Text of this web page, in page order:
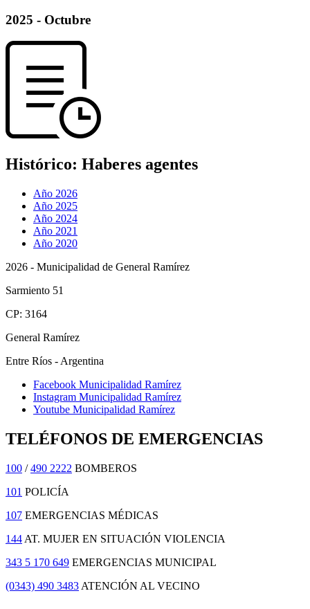
2025 - Octubre
Histórico: Haberes agentes
Año 2026
Año 2025
Año 2024
Año 2021
Año 2020
2026 - Municipalidad de General Ramírez
Sarmiento 51
CP: 3164
General Ramírez
Entre Ríos - Argentina
Facebook Municipalidad Ramírez
Instagram Municipalidad Ramírez
Youtube Municipalidad Ramírez
TELÉFONOS DE EMERGENCIAS
100 /490 2222 BOMBEROS
101 POLICÍA
107 EMERGENCIAS MÉDICAS
144 AT. MUJER EN SITUACIÓN VIOLENCIA
343 5 170 649 EMERGENCIAS MUNICIPAL
(0343) 490 3483 ATENCIÓN AL VECINO